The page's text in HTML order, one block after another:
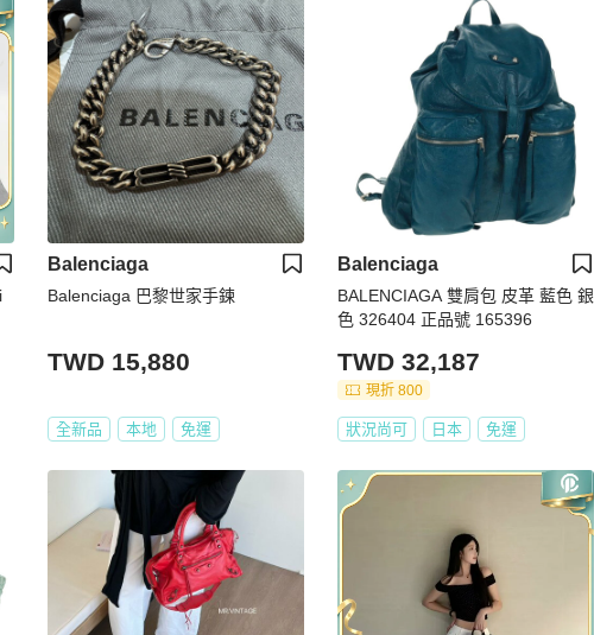
Balenciaga
Balenciaga 巴黎世家手鍊
TWD 15,880
全新品 本地 免運
Balenciaga
BALENCIAGA 雙肩包 皮革 藍色 銀
色 326404 正品號 165396
TWD 32,187
現折 800
狀況尚可 日本 免運